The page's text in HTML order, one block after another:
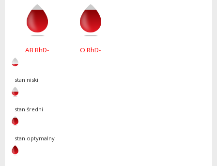
AB RhD- O RhD-
stan niski
stan średni
stan optymalny